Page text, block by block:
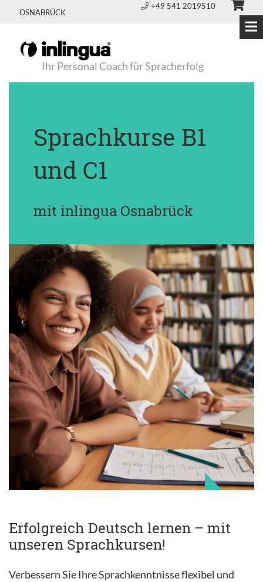
OSNABRÜCK
+49 541 2019510
Ihr Personal Coach für Spracherfolg
Sprachkurse B1
und C1
mit inlingua Osnabrück
Erfolgreich Deutsch lernen – mit
unseren Sprachkursen!
Verbessern Sie Ihre Sprachkenntnisse flexibel und